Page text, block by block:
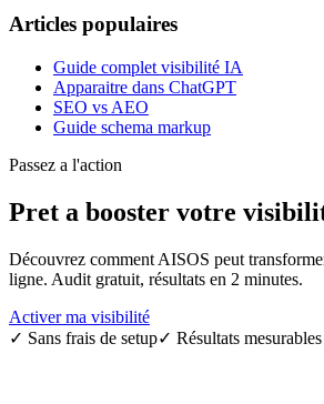
Articles populaires
Guide complet visibilité IA
Apparaitre dans ChatGPT
SEO vs AEO
Guide schema markup
Passez a l'action
Pret a booster votre
Découvrez comment AISOS peut
ligne. Audit gratuit, résultats en 2 minutes.
Activer ma visibilité
✓ Sans frais de setup✓ Résultats mesurables